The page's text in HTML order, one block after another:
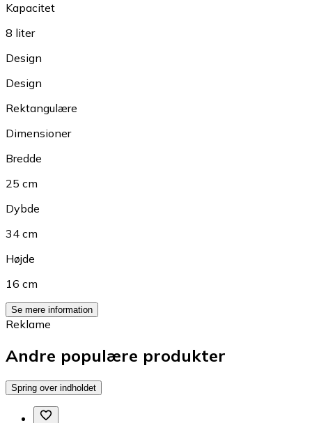
Kapacitet
8 liter
Design
Design
Rektangulære
Dimensioner
Bredde
25 cm
Dybde
34 cm
Højde
16 cm
Se mere information
Reklame
Andre populære produkter
Spring over indholdet